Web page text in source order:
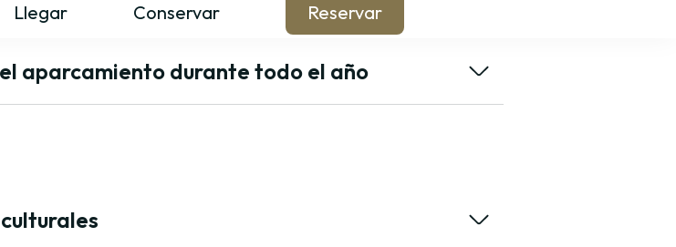
Llegar Conservar Reservar
aparcamiento durante todo el año